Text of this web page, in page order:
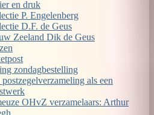
en druk
P. Engelenberg
D.F. de Geus
Zeeland Dik de Geus
zondagbestelling
postzegelverzameling als een
OHvZ verzamelaars: Arthur